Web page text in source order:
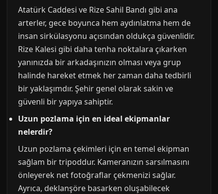
Atatürk Caddesi ve Rize Sahil Bandı gibi ana
arterler, gece boyunca hem aydınlatma hem de
insan sirkülasyonu açısından oldukça güvenlidir.
Rize Kalesi gibi daha tenha noktalara çıkarken
yanınızda bir arkadaşınızın olması veya grup
halinde hareket etmek her zaman daha tedbirli
bir yaklaşımdır. Şehir genel olarak sakin ve
güvenli bir yapıya sahiptir.
Uzun pozlama için en ideal ekipmanlar
nelerdir?
Uzun pozlama çekimleri için en temel ekipman
sağlam bir tripoddur. Kameranızın sarsılmasını
önleyerek net fotoğraflar çekmenizi sağlar.
Ayrıca, deklanşöre basarken oluşabilecek